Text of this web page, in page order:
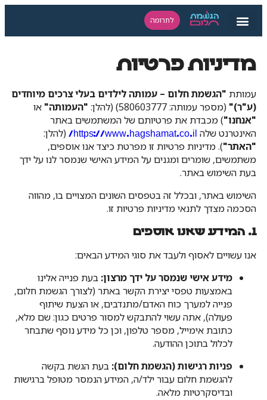
לתרומה
מדיניות פרטיות
עמותת "הגשמת חלום – עמותה לילדים בעלי צרכים מיוחדים
(ע"ר)" (מספר עמותה: 580603777) (להלן: "העמותה" או
"אנחנו") מכבדת את פרטיותם של המשתמשים באתר
האינטרנט שלה https://www.hagshamat.co.il/
(להלן:
"האתר"). מדיניות פרטיות זו מפרטת כיצד אנו אוספים,
משתמשים, שומרים ומגנים על המידע האישי שנמסר לנו על ידך
בעת השימוש באתר.
השימוש באתר, ובכלל זה בטפסים השונים המצויים בו, מהווה
הסכמה מצדך לתנאי מדיניות פרטיות זו.
1. המידע שאנו אוספים
אנו עשויים לאסוף ולעבד את סוגי המידע הבאים:
מידע אישי שנמסר על ידך מרצון: בעת פנייה אלינו
באמצעות טפסי יצירת הקשר באתר (לצורך הגשמת חלום,
פנייה למערך כוח האדם/מתנדבים, או הצעת שיתוף
פעולה), אתה עשוי להתבקש למסור פרטים כגון: שם מלא,
כתובת אימייל, מספר טלפון, וכן כל מידע נוסף שתבחר
לכלול בתוכן ההודעה.
פניות רגישות (הגשמת חלום): בעת הגשת בקשה
להגשמת חלום עבור ילד/ה, המידע הנמסר מטופל ברגישות
ובדיסקרטיות מלאה.